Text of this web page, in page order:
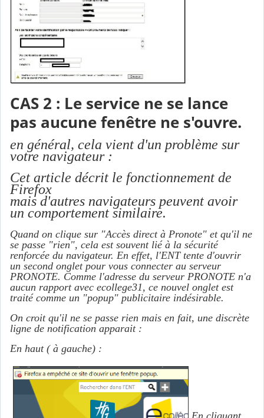
CAS 2 : Le service ne se lance
pas aucune fenêtre ne s'ouvre.
en général, cela vient d'un problème sur
votre navigateur :
Cet article décrit le fonctionnement de
Firefox
mais d'autres navigateurs peuvent avoir
un comportement similaire.
Quand on clique sur "Accès direct à Pronote" et qu'il ne
se passe "rien", cela est souvent lié à la sécurité
renforcée du navigateur. En effet, l'ENT tente d'ouvrir
un second onglet pour vous connecter au serveur
PRONOTE. Comme l'adresse du serveur PRONOTE n'a
aucun rapport avec ecollege31, ce nouvel onglet est
traité comme un "popup" publicitaire indésirable.
On croit qu'il ne se passe rien mais en fait, une discrète
ligne de notification apparait :
En haut ( à gauche) :